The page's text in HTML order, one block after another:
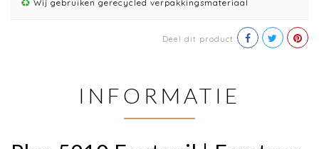
Wij gebruiken gerecycled verpakkingsmateriaal
Deel dit product
INFORMATIE